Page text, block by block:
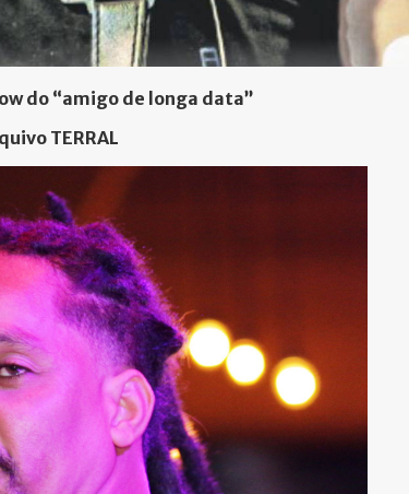
do “amigo de longa data”
TERRAL